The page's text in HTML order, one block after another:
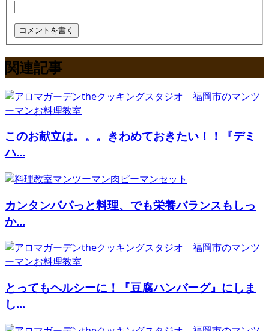
関連記事
このお献立は。。。きわめておきたい！！『デミ
ハ...
カンタンパパっと料理、でも栄養バランスもしっ
か...
とってもヘルシーに！『豆腐ハンバーグ』にしま
し...